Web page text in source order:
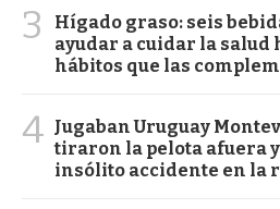
3
Hígado graso: seis
ayudar a cuidar la salud
hábitos que las
4 Jugaban Uruguay
tiraron la pelota afuera
insólito accidente en la